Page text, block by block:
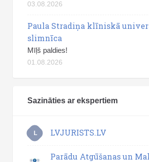
03.08.2026
Paula Stradiņa klīniskā
slimnīca
Mīļš paldies!
01.08.2026
Sazināties ar ekspertiem
L LVJURISTS.LV
Parādu Atgūšanas un